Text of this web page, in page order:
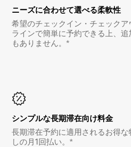
ニーズに合わせて選べる柔軟性
希望のチェックイン・チェック
ラインで簡単に予約できる上、
もありません。*
シンプルな長期滞在向け料金
長期滞在予約に適用されるお得
しの月1回払い。*